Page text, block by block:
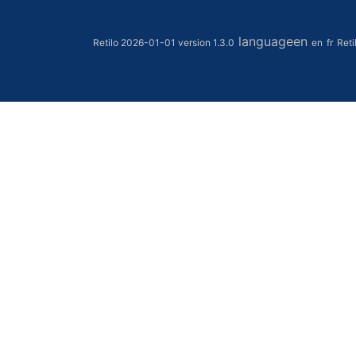
Retilo 2026-01-01 version 1.3.0 languageen en fr